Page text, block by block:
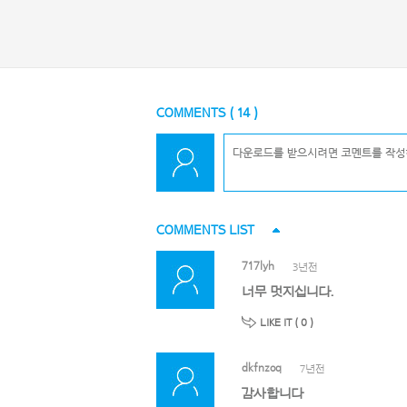
COMMENTS ( 14)
COMMENTS LIST
717lyh 3년전
너무 멋지십니다.
LIKE IT ( 0 )
dkfnzoq 7년전
감사합니다